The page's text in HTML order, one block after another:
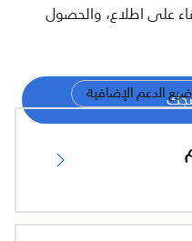
على اطلاع، والحصول
الدعم الإضافية